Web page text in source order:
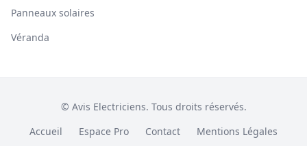
Panneaux solaires
Véranda
© Avis Electriciens. Tous droits réservés.
Accueil
Espace Pro Contact Mentions Légales